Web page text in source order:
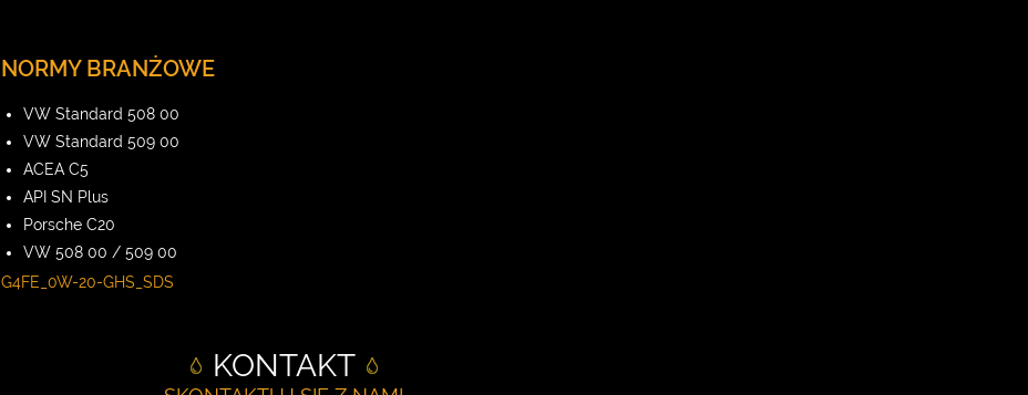
NORMY BRANŻOWE
VW Standard 508 00
VW Standard 509 00
ACEA C5
API SN Plus
Porsche C20
VW 508 00 / 509 00
G4FE_0W-20-GHS_SDS
KONTAKT